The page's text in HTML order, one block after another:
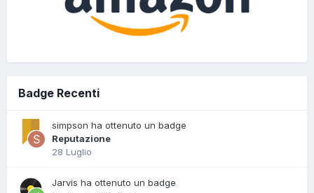
Badge Recenti
simpson ha ottenuto un badge
Reputazione
28 Luglio
Jarvis ha ottenuto un badge